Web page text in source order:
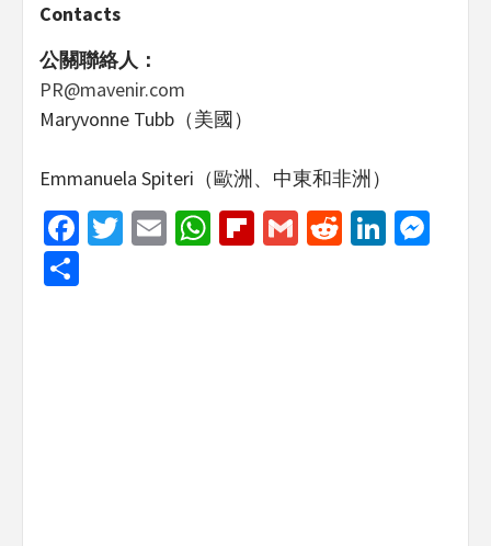
Contacts
公關聯絡人：
PR@mavenir.com
Maryvonne Tubb（美國）
Emmanuela Spiteri（歐洲、中東和非洲）
Facebook
Twitter
EmailWhatsApp
Flipboard
GmailReddit